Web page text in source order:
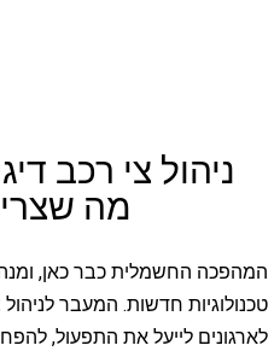
ניהול צי רכב
מה
המהפכה החשמלית כבר כאן,
טכנולוגיות חדשות. המעבר
לארגונים לייעל את התפעול,